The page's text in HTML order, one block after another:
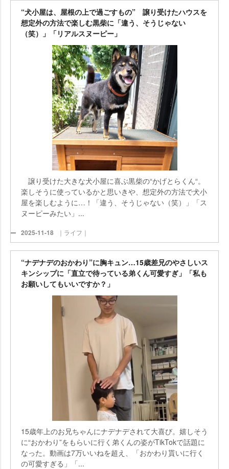
“犬小屋は、屋根の上で過ごすもの” 譲り受けたハウスを
想定外の方法で楽しむ黒柴に「違う、そうじゃない
（笑）」「リアルスヌーピー」
譲り受けた大きな犬小屋に喜ぶ黒柴の“かげとらくん“。
楽しそうに使っているかと思いきや、想定外の方法で犬小
屋を楽しむように…！「違う、そうじゃない（笑）」「ス
ヌーピーみたい」...
2025-11-18 ｜ライフ｜
“ナデナデのおかわり”に胸キュン…15歳差兄のやさしいス
キンシップに「直立で待っている弟くん可愛すぎ」「私も
お願いしてもいいですか？」
15歳年上のお兄ちゃんにナデナデされて大喜び。嬉しそう
に“おかわり”をもらいに行く弟くんの姿がTikTokで話題に
なった。動画は7万いいねを超え、「おかわり貰いに行く
の可愛すぎる」「...